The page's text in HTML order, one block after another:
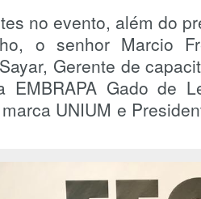
no evento, além do
o senhor Marcio
Gerente de
EMBRAPA Gado de
UNIUM e